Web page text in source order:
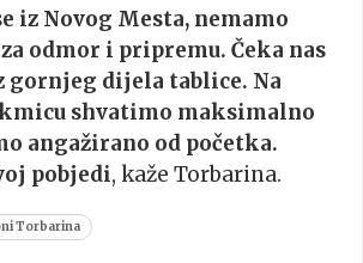
iz Novog Mesta, nemamo
odmor i pripremu. Čeka nas
gornjeg dijela tablice. Na
shvatimo maksimalno
angažirano od početka.
pobjedi, kaže Torbarina.
Torbarina